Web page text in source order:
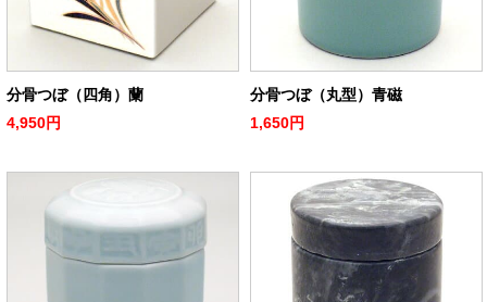
分骨つぼ（四角）蘭
4,950円
分骨つぼ（丸型）青磁
1,650円